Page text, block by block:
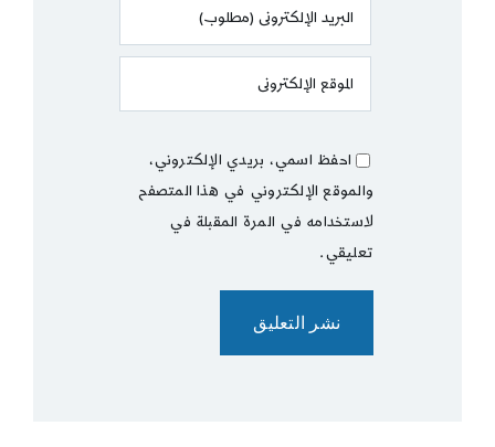
احفظ اسمي، بريدي الإلكتروني،
والموقع الإلكتروني في هذا المتصفح
لاستخدامه في المرة المقبلة في
تعليقي.